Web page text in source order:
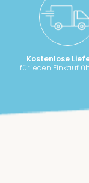
Kostenlose
für jeden Einkauf